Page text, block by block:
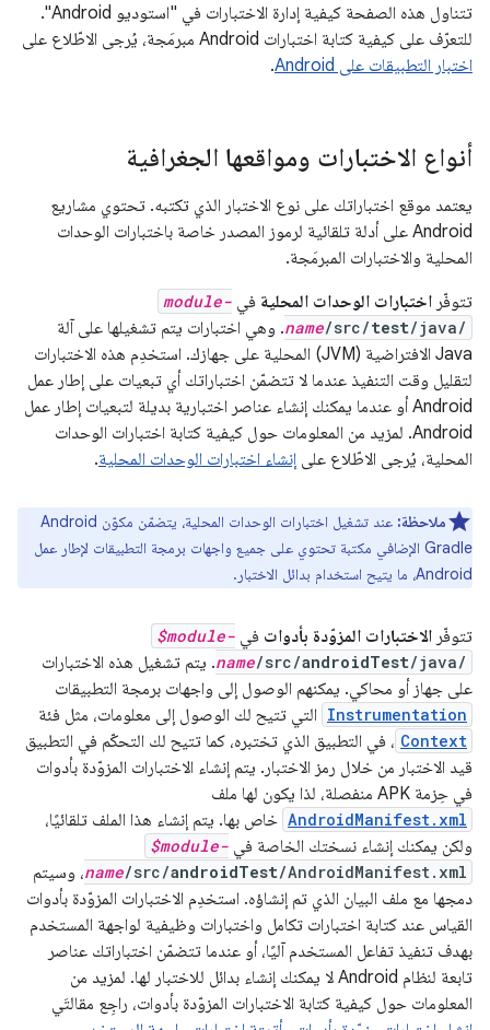
تتناول هذه الصفحة كيفية إدارة الاختبارات في "استوديو Android".
للتعرّف على كيفية كتابة اختبارات Android مبرمَجة، يُرجى الاطّلاع على
اختبار التطبيقات على Android
.
أنواع الاختبارات ومواقعها الجغرافية
يعتمد موقع اختباراتك على نوع الاختبار الذي تكتبه. تحتوي مشاريع
Android على أدلة تلقائية لرموز المصدر خاصة باختبارات الوحدات
المحلية والاختبارات المبرمَجة.
تتوفّر اختبارات الوحدات المحلية في module-
name/src/test/java/
. وهي اختبارات يتم تشغيلها على آلة
Java الافتراضية (JVM) المحلية على جهازك. استخدِم هذه الاختبارات
لتقليل وقت التنفيذ عندما لا تتضمّن اختباراتك أي تبعيات على إطار عمل
Android أو عندما يمكنك إنشاء عناصر اختبارية بديلة لتبعيات إطار عمل
Android. لمزيد من المعلومات حول كيفية كتابة اختبارات الوحدات
المحلية، يُرجى الاطّلاع على إنشاء اختبارات الوحدات المحلية.
ملاحظة:
عند تشغيل اختبارات الوحدات المحلية، يتضمّن مكوّن Android
Gradle الإضافي مكتبة تحتوي على جميع واجهات برمجة التطبيقات لإطار عمل
Android، ما يتيح استخدام بدائل الاختبار.
تتوفّر الاختبارات المزوّدة بأدوات في $module-
name/src/androidTest/java/
. يتم تشغيل هذه الاختبارات
على جهاز أو محاكي. يمكنهم الوصول إلى واجهات برمجة التطبيقات
Instrumentation التي تتيح لك الوصول إلى معلومات، مثل فئة
Context ، في التطبيق الذي تختبره، كما تتيح لك التحكّم في التطبيق
قيد الاختبار من خلال رمز الاختبار. يتم إنشاء الاختبارات المزوّدة بأدوات
في حِزمة APK منفصلة، لذا يكون لها ملف
AndroidManifest.xml خاص بها. يتم إنشاء هذا الملف تلقائيًا،
ولكن يمكنك إنشاء نسختك الخاصة في $module-
name/src/androidTest/AndroidManifest.xml
، وسيتم
دمجها مع ملف البيان الذي تم إنشاؤه. استخدِم الاختبارات المزوّدة بأدوات
القياس عند كتابة اختبارات تكامل واختبارات وظيفية لواجهة المستخدم
بهدف تنفيذ تفاعل المستخدم آليًا، أو عندما تتضمّن اختباراتك عناصر
تابعة لنظام Android لا يمكنك إنشاء بدائل للاختبار لها. لمزيد من
المعلومات حول كيفية كتابة الاختبارات المزوّدة بأدوات، راجِع مقالتَي